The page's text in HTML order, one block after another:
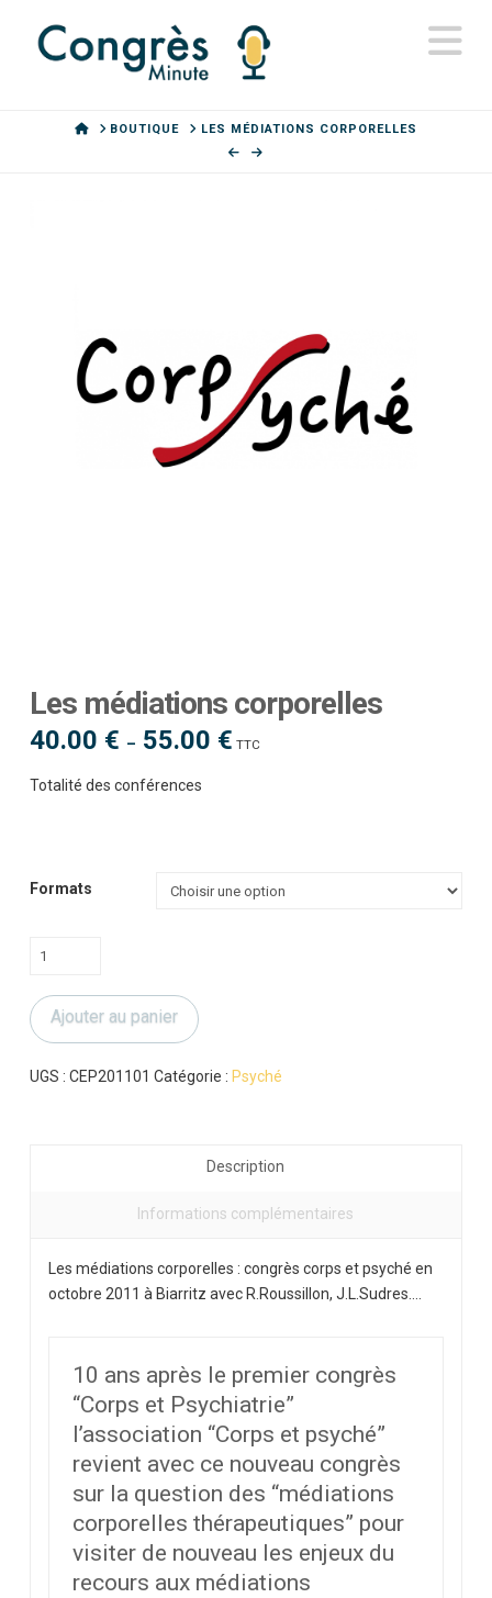
HOMEBOUTIQUE LES MÉDIATIONS CORPORELLES
Les médiations corporelles
40.00 € – 55.00 €Plage
de
TTC
Totalité des conférences
Formats
quantité
Les
médiations
corporelles
Ajouter au panier
UGS : CEP201101 Catégorie : Psyché
Description
Informations complémentaires
Les médiations corporelles : congrès corps et psyché en
octobre 2011 à Biarritz avec R.Roussillon, J.L.Sudres….
10 ans après le premier congrès
“Corps et Psychiatrie”
l’association “Corps et psyché”
revient avec ce nouveau congrès
sur la question des “médiations
corporelles thérapeutiques” pour
visiter de nouveau les enjeux du
recours aux médiations